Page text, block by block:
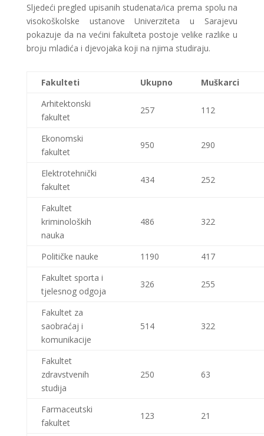
Sljedeći pregled upisanih studenata/ica prema spolu na
visokoškolske ustanove Univerziteta u Sarajevu
pokazuje da na većini fakulteta postoje velike razlike u
broju mladića i djevojaka koji na njima studiraju.
Fakulteti Ukupno
Muškarci
Arhitektonski
fakultet
257 112
Ekonomski
fakultet
950 290
Elektrotehnički
fakultet
434 252
Fakultet
kriminoloških
nauka
486 322
Političke nauke 1190
417
Fakultet sporta i
tjelesnog odgoja
326 255
Fakultet za
saobraćaj i
komunikacije
514 322
Fakultet
zdravstvenih
studija
250 63
Farmaceutski
fakultet
123 21